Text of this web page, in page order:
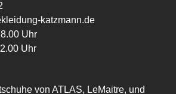
katzmann.de
Uhr
Uhr
von ATLAS, LeMaitre, und